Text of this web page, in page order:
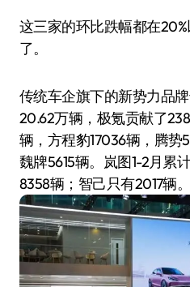
这三家的环比跌幅都在
了。
传统车企旗下的新势力品
20.62万辆，极氪贡献了
辆，方程豹17036辆，腾势
魏牌5615辆。岚图1-2月累
8358辆；智己只有2017辆。